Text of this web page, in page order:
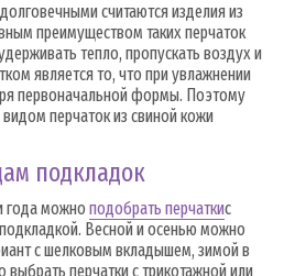
считаются изделия из
преимуществом таких перчаток
тепло, пропускать воздух и
является то, что при увлажнении
первоначальной формы. Поэтому
перчаток из свиной кожи
подкладок
года можно подобрать перчаткис
Весной и осенью можно
с шелковым вкладышем, зимой в
перчатки с трикотажной или